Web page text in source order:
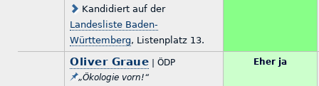
Kandidiert auf der
Landesliste Baden-
Württemberg, Listenplatz 13.
Oliver Graue | ÖDP
„Ökologie vorn!“
Eher ja